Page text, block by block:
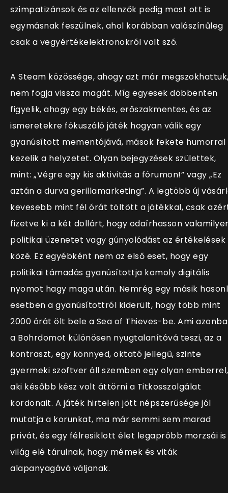
szimpatizánsok és az ellenzők pedig most ott is
egymásnak feszülnek, ahol korábban valószínűleg
csak a vegyértékelektronokról volt szó.
A Steam közössége, ahogy azt már
nem fogja vissza magát. Míg egyesek döbbenten
figyelik, ahogy egy békés, erőszakmentes, és az
ismeretekre fókuszáló játék hogyan válik egy
gyanúsított mementójává, mások fekete humorral
kezelik a helyzetet. Olyan bejegyzések születtek,
mint: „Végre egy kis aktivitás a fórumon!” vagy „Ez
aztán a durva gerillamarketing”. A legtöbb új
kevesebb mint fél órát töltött a játékkal, csak
fizetve ki a két dollárt, hogy odaírhasson
politikai üzenetet vagy gúnyolódást az értékelések
közé. Ez egyébként nem az első eset, hogy egy
politikai támadás gyanúsítottja komoly digitális
nyomot hagy maga után. Nemrég egy másik
esetben a gyanúsítottról kiderült, hogy több mint
2000 órát ölt bele a Sea of Thieves-be. Ami
a Bohrdomot különösen nyugtalanítóvá teszi, az a
kontraszt, egy könnyed, oktató jellegű, szinte
gyermeki szoftver áll szemben egy olyan emberrel,
aki később kész volt áttörni a Titkosszolgálat
kordonait. A játék hirtelen jött népszerűsége jól
mutatja a korunkat, ma már semmi sem marad
privát, és egy félresiklott élet legapróbb morzsái is
világ elé tárulnak, hogy mémek és viták
alapanyagává váljanak.